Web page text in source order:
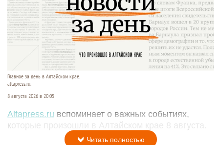
Главное за день в Алтайском крае.
altapress.ru.
8 августа 2026 в 20:05
Altapress.ru вспоминает о важных событиях,
которые произошли в Алтайском крае 8 августа.
Читать полностью